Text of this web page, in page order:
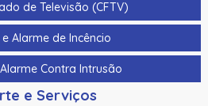
de Televisão (CFTV)
Alarme de Incêncio
Contra Intrusão
e Serviços